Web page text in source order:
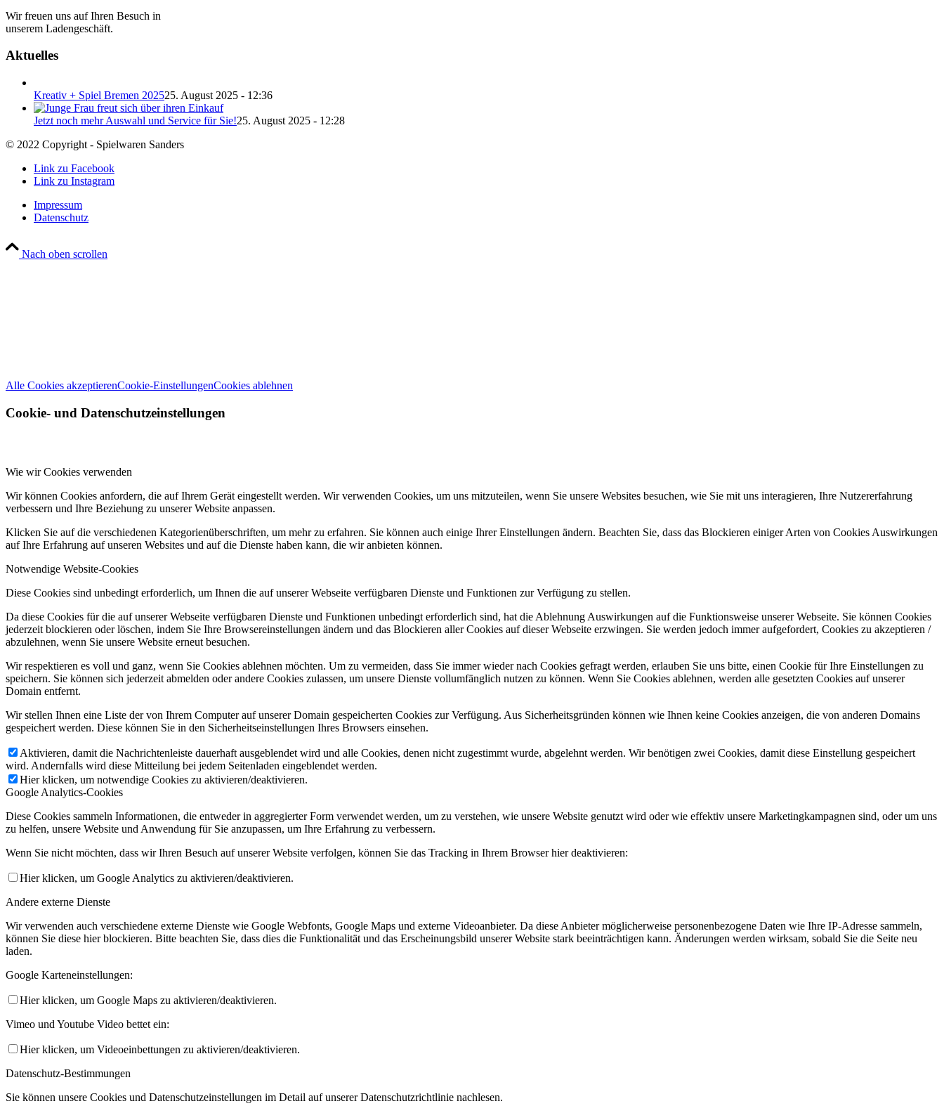
Wir freuen uns auf Ihren Besuch in
unserem Ladengeschäft.
Aktuelles
Kreativ + Spiel Bremen 202525. August 2025 - 12:36
Jetzt noch mehr Auswahl und Service für Sie!25. August 2025 - 12:28
© 2022 Copyright - Spielwaren Sanders
Link zu Facebook
Link zu Instagram
Impressum
Datenschutz
Nach oben scrollen
Alle Cookies akzeptierenCookie-EinstellungenCookies ablehnen
Cookie- und Datenschutzeinstellungen
Wie wir Cookies verwenden
Wir können Cookies anfordern, die auf Ihrem Gerät eingestellt werden. Wir verwenden Cookies, um uns mitzuteilen, wenn Sie unsere Websites besuchen, wie Sie mit uns interagieren, Ihre Nutzererfahrung
verbessern und Ihre Beziehung zu unserer Website anpassen.
Klicken Sie auf die verschiedenen Kategorienüberschriften, um mehr zu erfahren. Sie können auch einige Ihrer Einstellungen ändern. Beachten Sie, dass das Blockieren einiger Arten von Cookies Auswirkungen
auf Ihre Erfahrung auf unseren Websites und auf die Dienste haben kann, die wir anbieten können.
Notwendige Website-Cookies
Diese Cookies sind unbedingt erforderlich, um Ihnen die auf unserer Webseite verfügbaren Dienste und Funktionen zur Verfügung zu stellen.
Da diese Cookies für die auf unserer Webseite verfügbaren Dienste und Funktionen unbedingt erforderlich sind, hat die Ablehnung Auswirkungen auf die Funktionsweise unserer Webseite. Sie können Cookies
jederzeit blockieren oder löschen, indem Sie Ihre Browsereinstellungen ändern und das Blockieren aller Cookies auf dieser Webseite erzwingen. Sie werden jedoch immer aufgefordert, Cookies zu akzeptieren /
abzulehnen, wenn Sie unsere Website erneut besuchen.
Wir respektieren es voll und ganz, wenn Sie Cookies ablehnen möchten. Um zu vermeiden, dass Sie immer wieder nach Cookies gefragt werden, erlauben Sie uns bitte, einen Cookie für Ihre Einstellungen zu
speichern. Sie können sich jederzeit abmelden oder andere Cookies zulassen, um unsere Dienste vollumfänglich nutzen zu können. Wenn Sie Cookies ablehnen, werden alle gesetzten Cookies auf unserer
Domain entfernt.
Wir stellen Ihnen eine Liste der von Ihrem Computer auf unserer Domain gespeicherten Cookies zur Verfügung. Aus Sicherheitsgründen können wie Ihnen keine Cookies anzeigen, die von anderen Domains
gespeichert werden. Diese können Sie in den Sicherheitseinstellungen Ihres Browsers einsehen.
Aktivieren, damit die Nachrichtenleiste dauerhaft ausgeblendet wird und alle Cookies, denen nicht zugestimmt wurde, abgelehnt werden. Wir benötigen zwei Cookies, damit diese Einstellung gespeichert
wird. Andernfalls wird diese Mitteilung bei jedem Seitenladen eingeblendet werden.
Hier klicken, um notwendige Cookies zu aktivieren/deaktivieren.
Google Analytics-Cookies
Diese Cookies sammeln Informationen, die entweder in aggregierter Form verwendet werden, um zu verstehen, wie unsere Website genutzt wird oder wie effektiv unsere Marketingkampagnen sind, oder um uns
zu helfen, unsere Website und Anwendung für Sie anzupassen, um Ihre Erfahrung zu verbessern.
Wenn Sie nicht möchten, dass wir Ihren Besuch auf unserer Website verfolgen, können Sie das Tracking in Ihrem Browser hier deaktivieren:
Hier klicken, um Google Analytics zu aktivieren/deaktivieren.
Andere externe Dienste
Wir verwenden auch verschiedene externe Dienste wie Google Webfonts, Google Maps und externe Videoanbieter. Da diese Anbieter möglicherweise personenbezogene Daten wie Ihre IP-Adresse sammeln,
können Sie diese hier blockieren. Bitte beachten Sie, dass dies die Funktionalität und das Erscheinungsbild unserer Website stark beeinträchtigen kann. Änderungen werden wirksam, sobald Sie die Seite neu
laden.
Google Karteneinstellungen:
Hier klicken, um Google Maps zu aktivieren/deaktivieren.
Vimeo und Youtube Video bettet ein:
Hier klicken, um Videoeinbettungen zu aktivieren/deaktivieren.
Datenschutz-Bestimmungen
Sie können unsere Cookies und Datenschutzeinstellungen im Detail auf unserer Datenschutzrichtlinie nachlesen.